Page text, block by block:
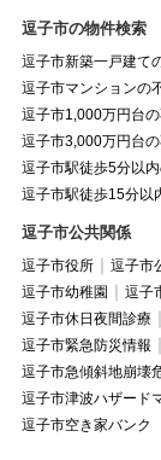
逗子市の物件検索
逗子市新築一戸建て
逗子市マンションの
逗子市1,000万円台
逗子市3,000万円台
逗子市駅徒歩5分以
逗子市駅徒歩15分以
逗子市公共関係
逗子市役所 逗子市
逗子市幼稚園
逗子
逗子市休日夜間診療
逗子市緊急防災情報
逗子市急傾斜地崩壊
逗子市津波ハザード
逗子市空き家バンク